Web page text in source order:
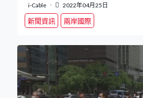
i-Cable 2022年04月25日
新聞資訊 兩岸國際